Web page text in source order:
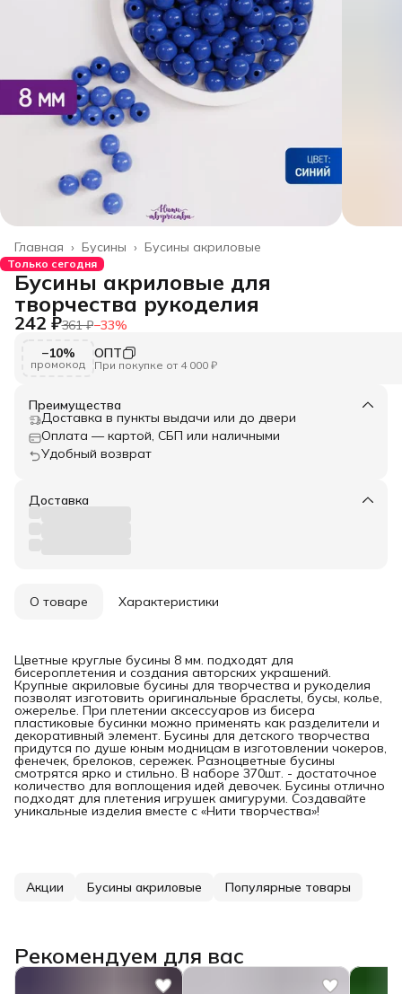
Бусины акриловые
Бусины ›
Главная ›
Только сегодня
Бусины акриловые для
творчества рукоделия
242 ₽361 ₽−33%
−10%
промокод
ОПТ
При покупке от 4 000 ₽
Преимущества
Доставка в пункты выдачи или до двери
Оплата — картой, СБП или наличными
Удобный возврат
Доставка
О товаре Характеристики
Цветные круглые бусины 8 мм. подходят для
бисероплетения и создания авторских украшений.
Крупные акриловые бусины для творчества и рукоделия
позволят изготовить оригинальные браслеты, бусы, колье,
ожерелье. При плетении аксессуаров из бисера
пластиковые бусинки можно применять как разделители и
декоративный элемент. Бусины для детского творчества
придутся по душе юным модницам в изготовлении чокеров,
фенечек, брелоков, сережек. Разноцветные бусины
смотрятся ярко и стильно. В наборе 370шт. - достаточное
количество для воплощения идей девочек. Бусины отлично
подходят для плетения игрушек амигуруми. Создавайте
уникальные изделия вместе с «Нити творчества»!
Акции Бусины акриловые Популярные товары
Рекомендуем для вас